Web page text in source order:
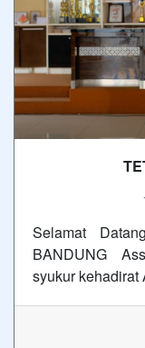
Selamat
BANDUNG
syukur